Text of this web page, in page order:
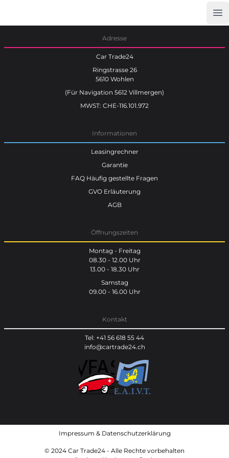
Adresse
Car Trade24
Ringstrasse 26
5610 Wohlen
(Für Navigation 5612 Villmergen)
MWST: CHE-116.101.972
Informationen
Leasingrechner
Garantie
FAQ Häufig gestellte Fragen
GVO Erläuterung
AGB
Öffnungszeiten
Montag - Freitag
08.30 - 12.00 Uhr
13.00 - 18.30 Uhr
Samstag
09.00 - 16.00 Uhr
Kontakt
Tel: +41 56 618 55 44
info@cartrade24.ch
Impressum & Datenschutzerklärung
© 2024 Car Trade24 - Alle Rechte vorbehalten